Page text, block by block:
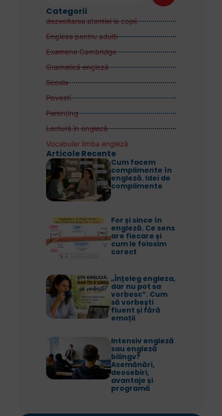
Categorii
dezvoltarea atentiei la copii
Engleza pentru adulţi
Examene Cambridge
Gramatică engleză
Scoala
Povesti
Parenting
Lectură în engleză
Vocabular limba engleză
Articole Recente
Cum facem
complimente în
engleză. Idei de
complimente
For și since în
engleză. Ce sens
are fiecare și
cum le folosim
corect
„Înțeleg engleza,
dar nu pot sa
vorbesc”. Cum
să vorbești
fluent și fără
emoții
Intensiv engleză
sau engleză
bilingv?
Asemănări,
deosebiri,
avantaje și
programă